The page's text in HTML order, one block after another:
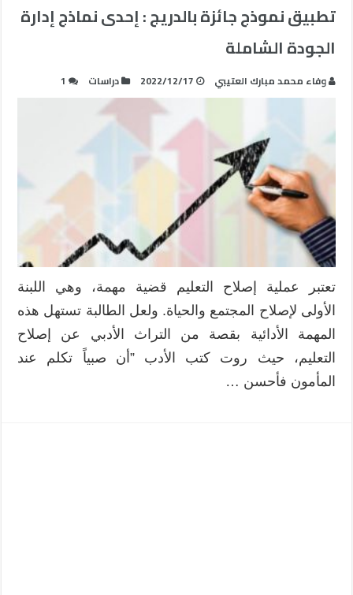
تطبيق نموذج جائزة بالدريج : إحدى نماذج إدارة
الجودة الشاملة
وفاء محمد مبارك العتيبي 2022/12/17 دراسات 1
تعتبر عملية إصلاح التعليم قضية مهمة، وهي اللبنة
الأولى لإصلاح المجتمع والحياة. ولعل الطالبة تستهل هذه
المهمة الأدائية بقصة من التراث الأدبي عن إصلاح
التعليم، حيث روت كتب الأدب ”أن صبياً تكلم عند
المأمون فأحسن …